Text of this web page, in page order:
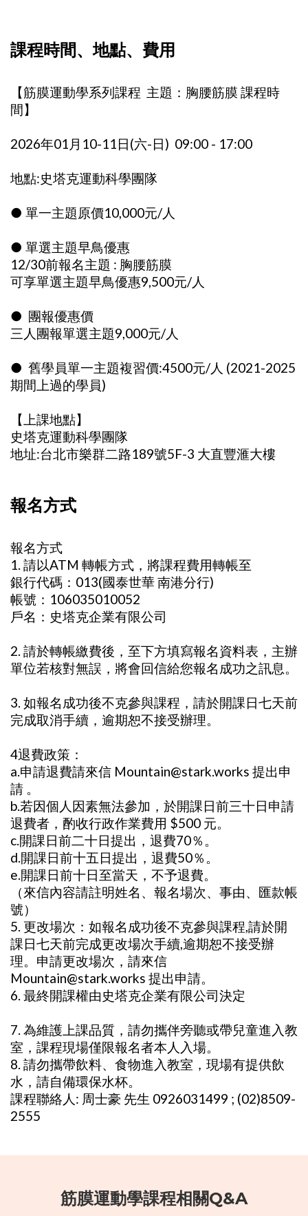
課程時間、地點、費用
【筋膜運動學系列課程 主題：胸腰筋膜 課程時
間】
2026年01月10-11日(六-日) 09:00 - 17:00
地點:史塔克運動科學團隊
● 單一主題原價10,000元/人
● 單選主題早鳥優惠
12/30前報名主題 : 胸腰筋膜
可享單選主題早鳥優惠9,500元/人
● 團報優惠價
三人團報單選主題9,000元/人
● 舊學員單一主題複習價:4500元/人 (2021-2025
期間上過的學員)
【上課地點】
史塔克運動科學團隊
地址:台北市樂群二路189號5F-3 大直豐滙大樓
報名方式
報名方式
1. 請以ATM 轉帳方式，將課程費用轉帳至
銀行代碼：013(國泰世華 南港分行)
帳號：106035010052
戶名：史塔克企業有限公司
2. 請於轉帳繳費後，至下方填寫報名資料表，主辦
單位若核對無誤，將會回信給您報名成功之訊息。
3. 如報名成功後不克參與課程，請於開課日七天前
完成取消手續，逾期恕不接受辦理。
4退費政策：
a.申請退費請來信 Mountain@stark.works 提出申
請 。
b.若因個人因素無法參加，於開課日前三十日申請
退費者，酌收行政作業費用 $500 元。
c.開課日前二十日提出，退費70％。
d.開課日前十五日提出，退費50％。
e.開課日前十日至當天，不予退費。
（來信內容請註明姓名、報名場次、事由、匯款帳
號）
5. 更改場次：如報名成功後不克參與課程,請於開
課日七天前完成更改場次手續,逾期恕不接受辦
理。申請更改場次，請來信
Mountain@stark.works 提出申請。
6. 最終開課權由史塔克企業有限公司決定
7. 為維護上課品質，請勿攜伴旁聽或帶兒童進入教
室，課程現場僅限報名者本人入場。
8. 請勿攜帶飲料、食物進入教室，現場有提供飲
水，請自備環保水杯。
課程聯絡人: 周士豪 先生 0926031499 ; (02)8509-
2555
筋膜運動學課程相關Q&A